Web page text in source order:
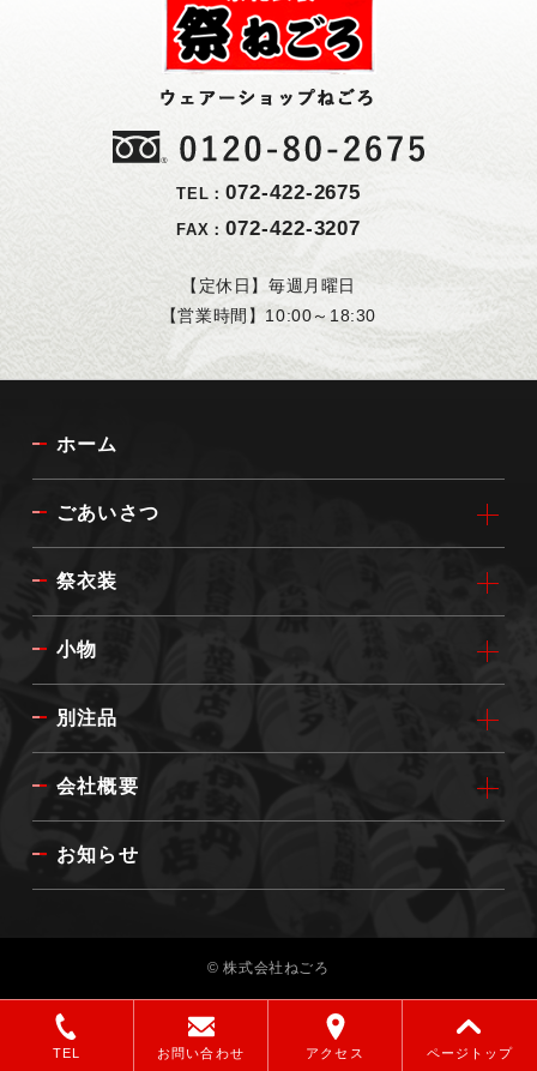
TEL お問い合わせ アクセス ページトップ
TEL：072-422-2675
FAX：072-422-3207
【定休日】毎週月曜日
【営業時間】10:00～18:30
ホーム
ごあいさつ
祭衣装
小物
別注品
会社概要
お知らせ
© 株式会社ねごろ